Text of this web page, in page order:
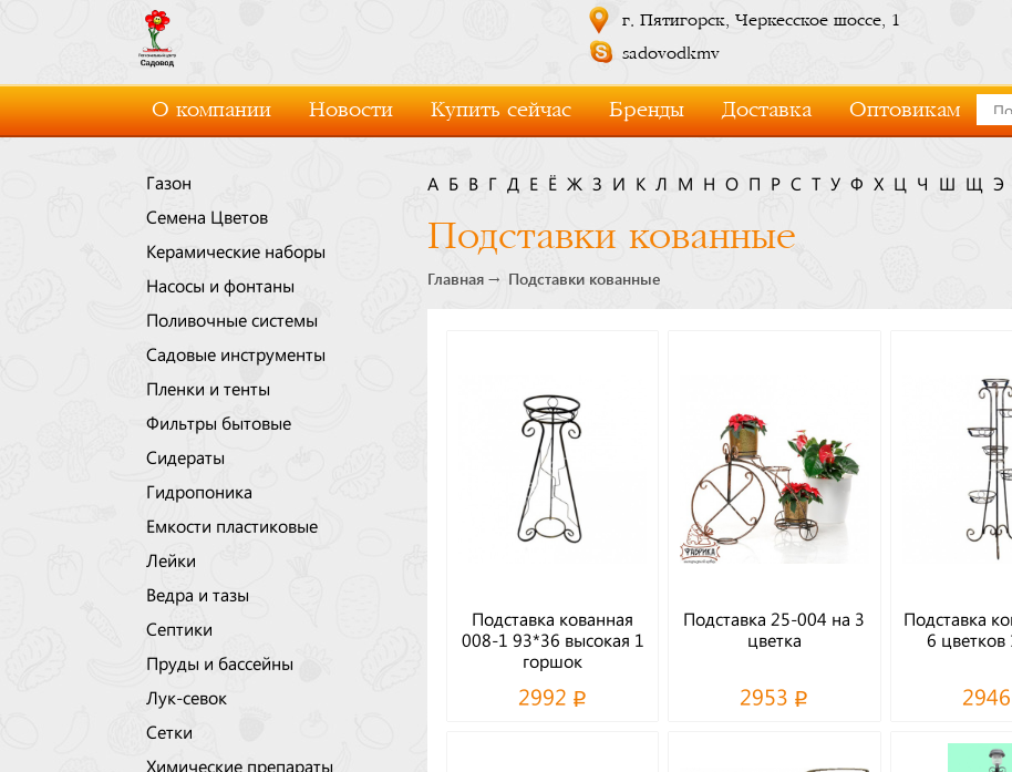
г. Пятигорск, Черкесское шоссе, 1
sadovodkmv
О компании Новости Купить сейчас Бренды Доставка Оптовикам
Газон
Семена Цветов
Керамические наборы
Насосы и фонтаны
Поливочные системы
Садовые инструменты
Пленки и тенты
Фильтры бытовые
Сидераты
Гидропоника
Емкости пластиковые
Лейки
Ведра и тазы
Септики
Пруды и бассейны
Лук-севок
Сетки
Химические препараты
А Б В Г Д Е Ё Ж З И К Л М Н О П Р С Т У Ф Х Ч Э
Подставки кованные
Главная Подставки кованные
Подставка кованная
008-1 93*36 высокая 1
горшок
2992
Подставка 25-004 на 3
цветка
2953
Подставка
6 цветков
2946